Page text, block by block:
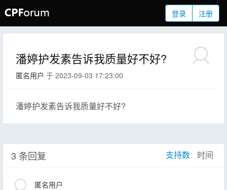
登录 注册
潘婷护发素告诉我质量好不好?
匿名用户 于 2023-09-03 17:23:00
潘婷护发素告诉我质量好不好?
3 条回复 支持数 时间
匿名用户